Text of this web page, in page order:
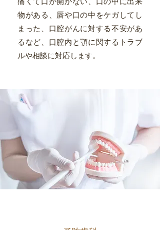
物がある、唇や口の中をケガしてし
まった、口腔がんに対する不安があ
るなど、口腔内と顎に関するトラブ
ルや相談に対応します。